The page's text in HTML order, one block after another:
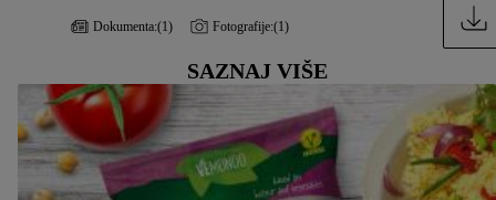
Dokumenta:(1) Fotografije:(1)
SAZNAJ VIŠE